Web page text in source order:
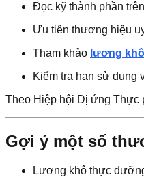
Đọc kỹ thành phần
Ưu tiên thương hiệu
Tham khảo lương khô
Kiểm tra hạn sử dụng
Theo Hiệp hội Dị ứng Thực
Gợi ý một số
Lương khô thực